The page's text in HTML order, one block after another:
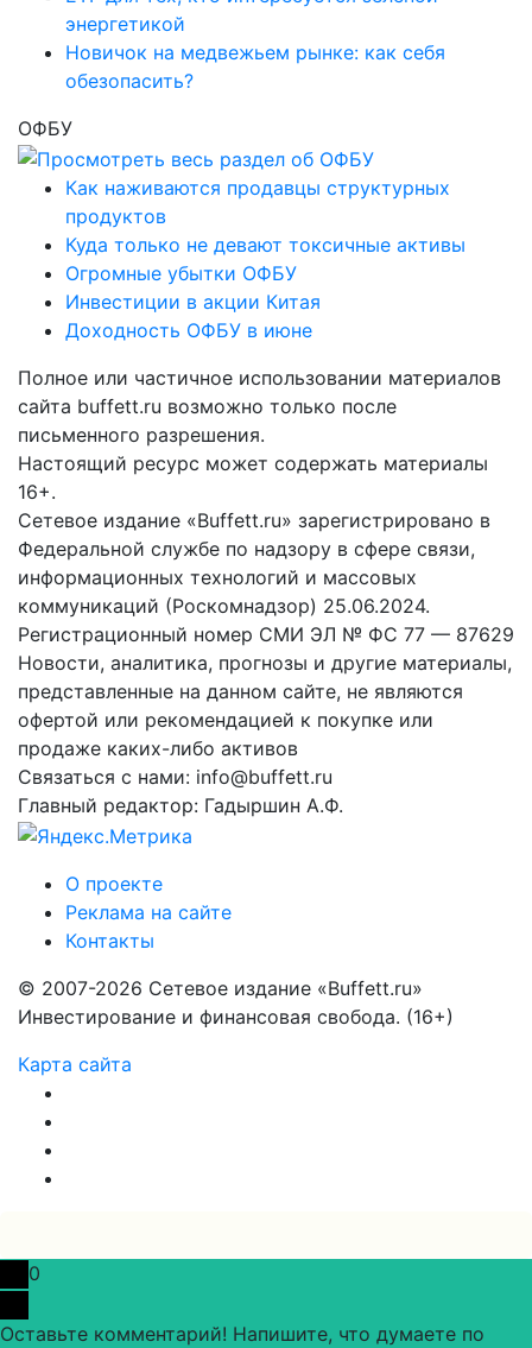
энергетикой
Новичок на медвежьем рынке: как себя
обезопасить?
ОФБУ
Как наживаются продавцы структурных
продуктов
Куда только не девают токсичные активы
Огромные убытки ОФБУ
Инвестиции в акции Китая
Доходность ОФБУ в июне
Полное или частичное использовании материалов
сайта buffett.ru возможно только после
письменного разрешения.
Настоящий ресурс может содержать материалы
16+.
Сетевое издание «Buffett.ru» зарегистрировано в
Федеральной службе по надзору в сфере связи,
информационных технологий и массовых
коммуникаций (Роскомнадзор) 25.06.2024.
Регистрационный номер СМИ ЭЛ № ФС 77 — 87629
Новости, аналитика, прогнозы и другие материалы,
представленные на данном сайте, не являются
офертой или рекомендацией к покупке или
продаже каких-либо активов
Связаться с нами: info@buffett.ru
Главный редактор: Гадыршин А.Ф.
О проекте
Реклама на сайте
Контакты
© 2007-2026 Сетевое издание «Buffett.ru»
Инвестирование и финансовая свобода. (16+)
Карта сайта
0
Оставьте комментарий! Напишите, что думаете по